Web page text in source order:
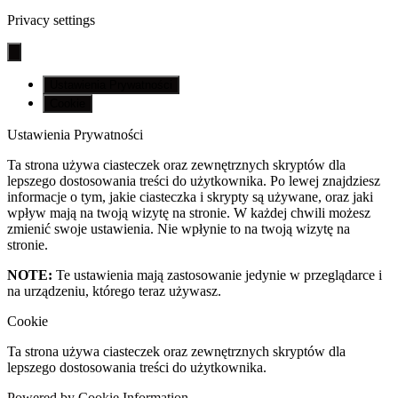
Privacy settings
Ustawienia Prywatności
Ta strona używa ciasteczek oraz zewnętrznych skryptów dla
lepszego dostosowania treści do użytkownika. Po lewej znajdziesz
informacje o tym, jakie ciasteczka i skrypty są używane, oraz jaki
wpływ mają na twoją wizytę na stronie. W każdej chwili możesz
zmienić swoje ustawienia. Nie wpłynie to na twoją wizytę na
stronie.
NOTE: Te ustawienia mają zastosowanie jedynie w przeglądarce i
na urządzeniu, którego teraz używasz.
Cookie
Ta strona używa ciasteczek oraz zewnętrznych skryptów dla
lepszego dostosowania treści do użytkownika.